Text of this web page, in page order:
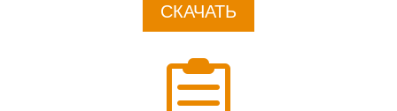
СКАЧАТЬ